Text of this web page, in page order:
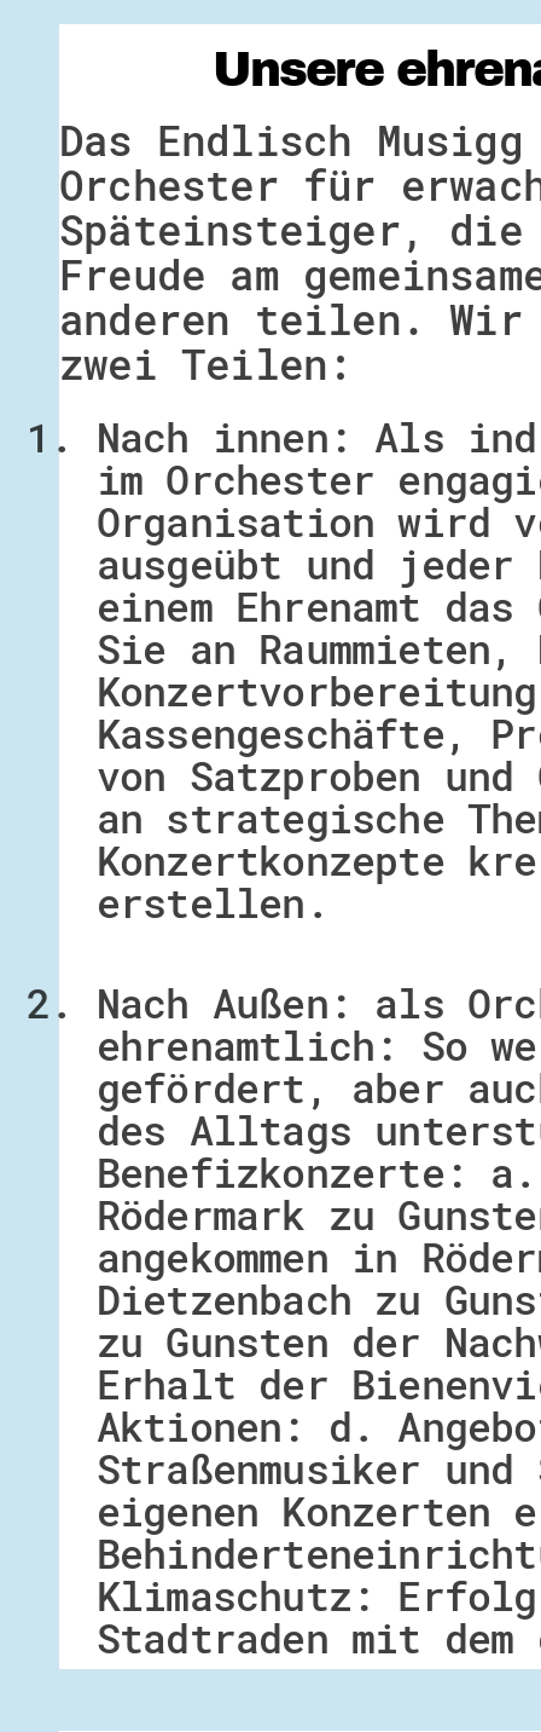
Unsere
Das Endlisch
Orchester für
Späteinsteiger, die
Freude am
anderen teilen. Wir
zwei Teilen:
Nach innen: Als
im Orchester
Organisation wird
ausgeübt und
einem Ehrenamt
Sie an
Kassengeschäfte,
von Satzproben
an strategische
Konzertkonzepte
erstellen.
Nach Außen: als
ehrenamtlich: So
gefördert, aber
des Alltags
Benefizkonzerte:
Rödermark zu
angekommen in
Dietzenbach zu
zu Gunsten der
Erhalt der
Aktionen: d.
Straßenmusiker
eigenen Konzerten
Klimaschutz:
Stadtraden mit dem